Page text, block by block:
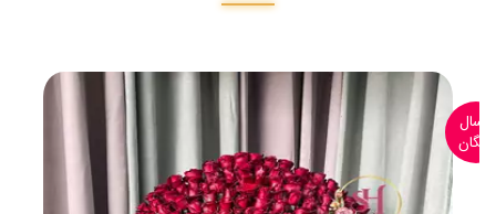
ارسال
رایگان